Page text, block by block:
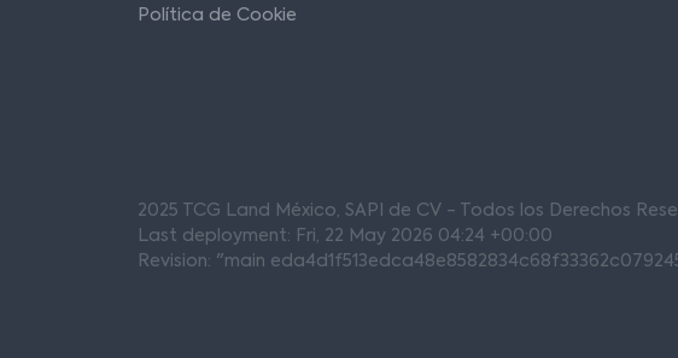
Política de Cookie
2025 TCG Land México, SAPI de CV - Todos los Derechos
Last deployment: Fri, 22 May 2026 04:24 +00:00
Revision: "main